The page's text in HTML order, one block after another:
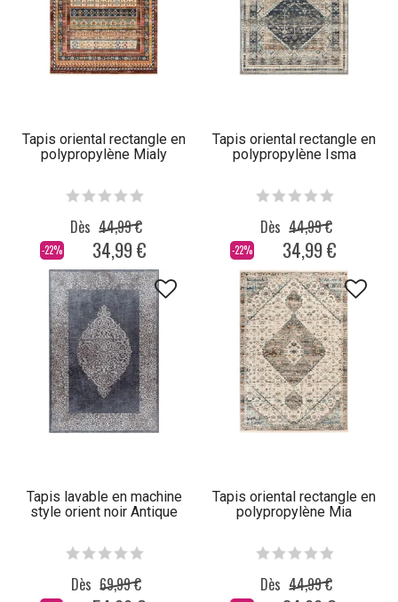
Tapis oriental rectangle en
polypropylène Mialy
-22%
Dès 44,99 €
34,99 €
Tapis oriental rectangle en
polypropylène Isma
-22%
Dès 44,99 €
34,99 €
Tapis lavable en machine
style orient noir Antique
Dès 69,99 €
Tapis oriental rectangle en
polypropylène Mia
Dès 44,99 €